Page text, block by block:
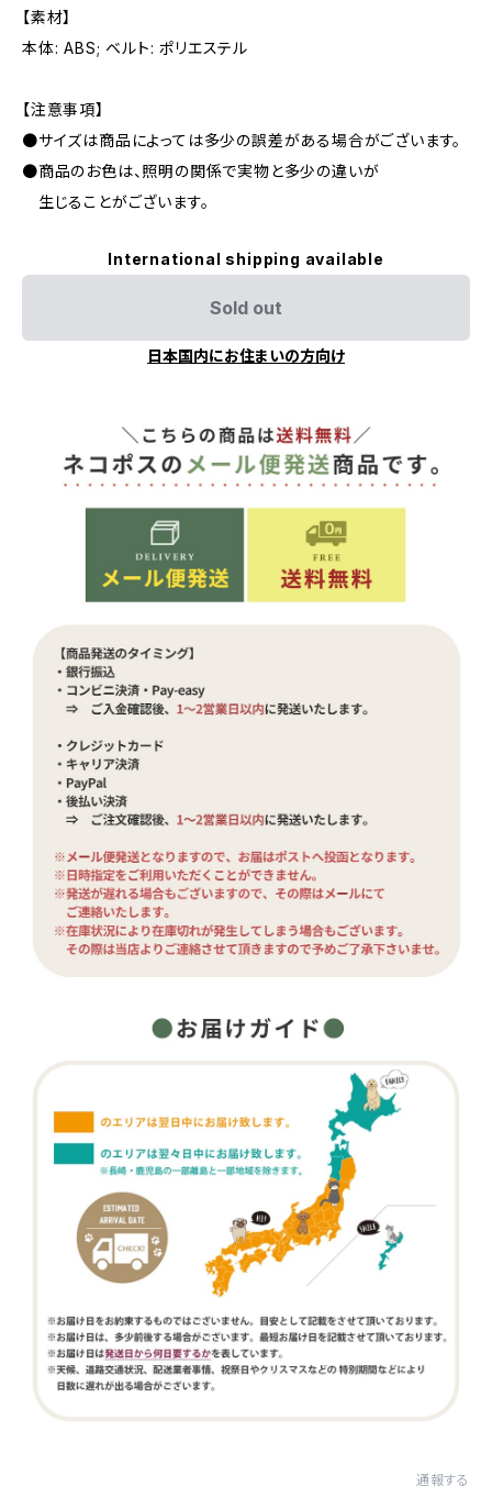
【素材】
本体: ABS; ベルト: ポリエステル
【注意事項】
●サイズは商品によっては多少の誤差がある場合がございます。
●商品のお色は、照明の関係で実物と多少の違いが
生じることがございます。
International shipping available
Sold out
日本国内にお住まいの方向け
通報する